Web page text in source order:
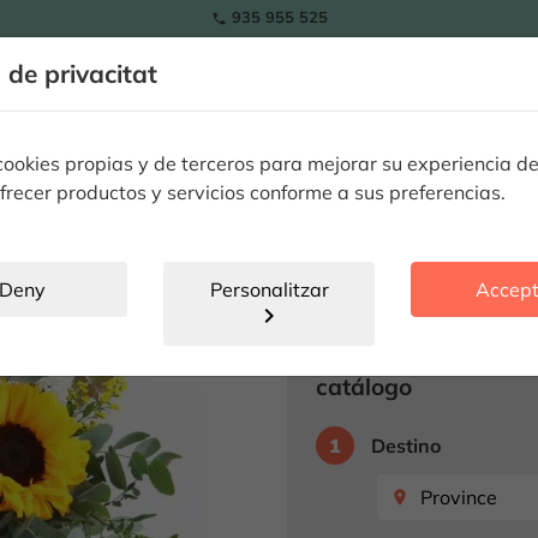
de privacitat
propias y de terceros para mejorar su experiencia
productos y servicios conforme a sus preferencias.
Deny Personalitzar
chevron_right
 935 955 525
Tulipes Flors
Gira-sols i
Producte no
Seleccione
catálogo
1 Destino
place